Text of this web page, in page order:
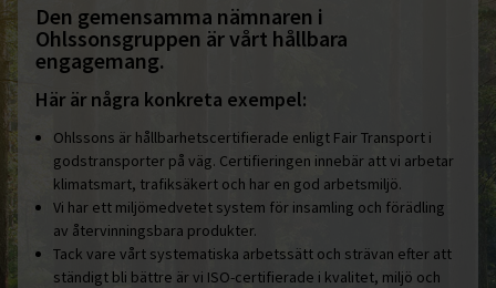
Den gemensamma nämnaren i
Ohlssonsgruppen är vårt hållbara
engagemang.
Här är några konkreta exempel:
Ohlssons är hållbarhetscertifierade enligt Fair Transport i
godstransporter på väg. Certifieringen innebär att vi arbetar
klimatsmart, trafiksäkert och har en god arbetsmiljö.
Vi har ett miljömedvetet system för insamling och förädling
av återvinningsbara produkter.
Tack vare vårt systematiska arbetssätt och strävan efter att
ständigt bli bättre är vi ISO-certifierade i kvalitet, miljö och